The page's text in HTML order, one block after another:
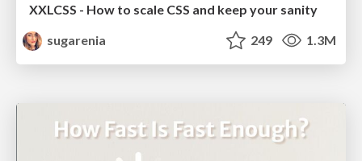
XXLCSS - How to scale CSS and keep your sanity
sugarenia
249 1.3M